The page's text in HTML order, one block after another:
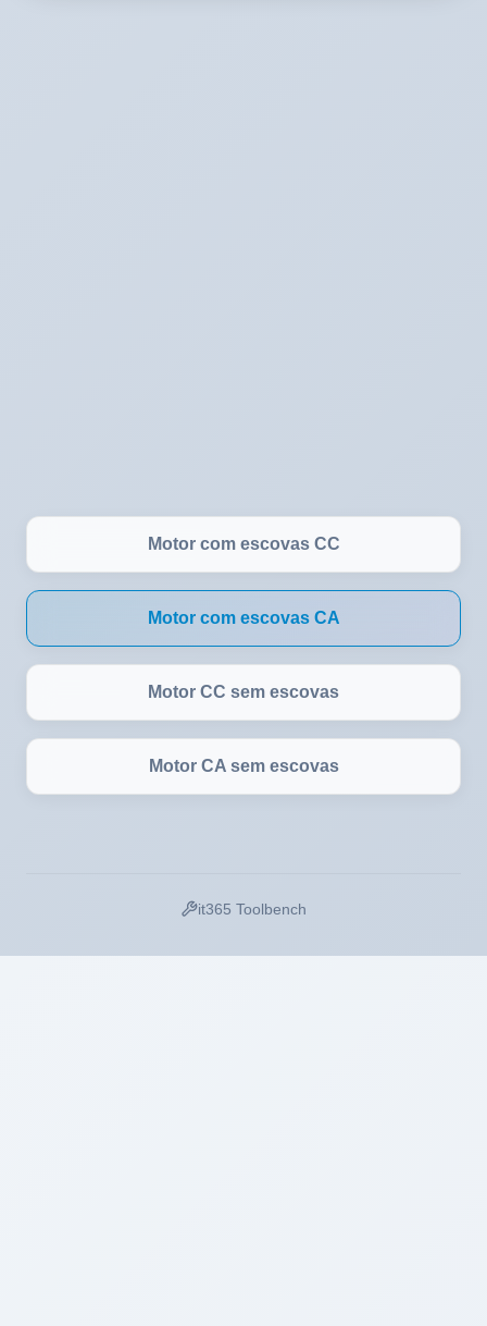
Motor com escovas CC
Motor com escovas CA
Motor CC sem escovas
it365 Toolbench